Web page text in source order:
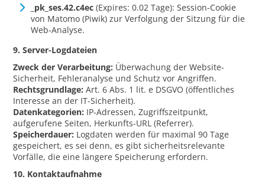
_pk_ses.42.c4ec (Expires: 0.02 Tage): Session-Cookie
von Matomo (Piwik) zur Verfolgung der Sitzung für die
Web-Analyse.
9. Server-Logdateien
Zweck der Verarbeitung: Überwachung der Website-
Sicherheit, Fehleranalyse und Schutz vor Angriffen.
Rechtsgrundlage: Art. 6 Abs. 1 lit. e DSGVO (öffentliches
Interesse an der IT-Sicherheit).
Datenkategorien: IP-Adressen, Zugriffszeitpunkt,
aufgerufene Seiten, Herkunfts-URL (Referrer).
Speicherdauer: Logdaten werden für maximal 90 Tage
gespeichert, es sei denn, es gibt sicherheitsrelevante
Vorfälle, die eine längere Speicherung erfordern.
10. Kontaktaufnahme